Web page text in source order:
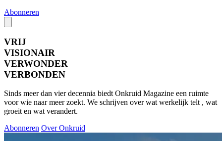
Abonneren
VRIJ
VISIONAIR
VERWONDER
VERBONDEN
Sinds meer dan vier decennia biedt Onkruid Magazine een ruimte
voor wie naar meer zoekt. We schrijven over wat werkelijk telt , wat
groeit en wat verandert.
Abonneren Over Onkruid